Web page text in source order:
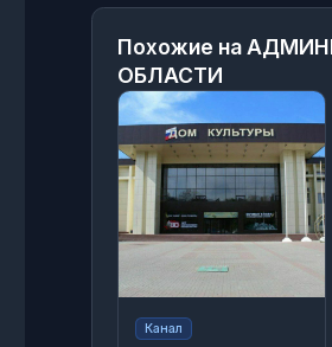
Похожие на
ОБЛАСТИ
Канал